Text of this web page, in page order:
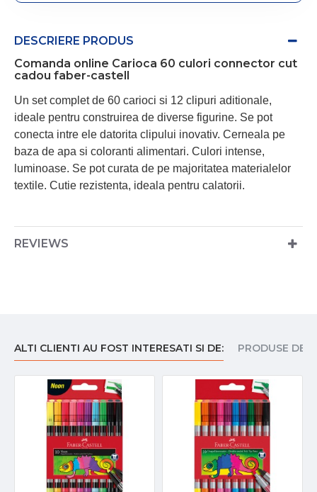
DESCRIERE PRODUS
Comanda online Carioca 60 culori connector cut
cadou faber-castell
Un set complet de 60 carioci si 12 clipuri aditionale,
ideale pentru construirea de diverse figurine. Se pot
conecta intre ele datorita clipului inovativ. Cerneala pe
baza de apa si coloranti alimentari. Culori intense,
luminoase. Se pot curata de pe majoritatea materialelor
textile. Cutie rezistenta, ideala pentru calatorii.
REVIEWS
ALTI CLIENTI AU FOST INTERESATI SI DE: PRODUSE DE